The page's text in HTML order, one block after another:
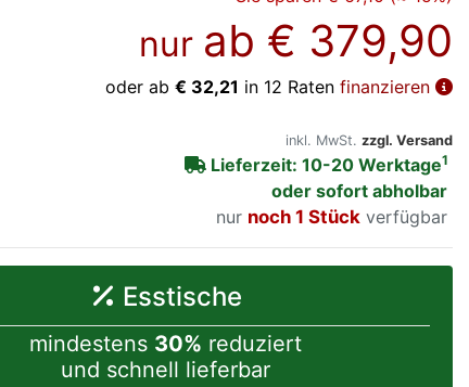
nur ab € 379,90
oder ab € 32,21 in 12 Raten finanzieren
inkl. MwSt. zzgl. Versand
Lieferzeit: 10-20 Werktage1
oder sofort abholbar
nur
noch 1 Stück verfügbar
Esstische
mindestens 30% reduziert
und schnell lieferbar